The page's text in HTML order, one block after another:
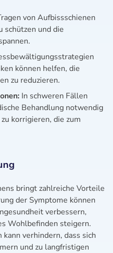
von Aufbissschienen
schützen und die
können helfen, die
zu reduzieren.
In schweren Fällen
Behandlung notwendig
korrigieren, die zum
bringt zahlreiche Vorteile
der Symptome können
verbessern,
Wohlbefinden steigern.
verhindern, dass sich
und zu langfristigen